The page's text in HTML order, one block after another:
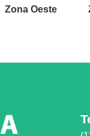
Zona Oeste